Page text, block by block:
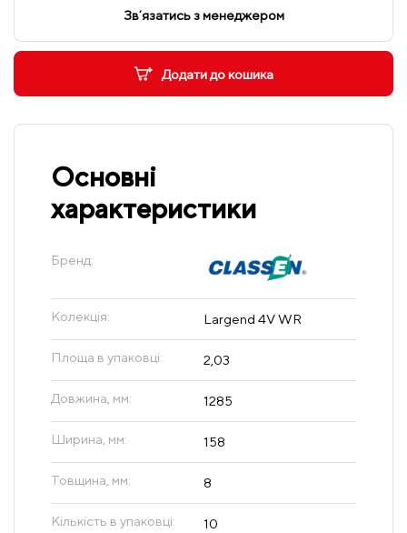
Додати до кошика
Звʼязатись з менеджером
Основні
характеристики
Бренд:
Колекція: Largend 4V WR
Площа в упаковці: 2,03
Довжина, мм: 1285
Ширина, мм: 158
Товщина, мм: 8
Кількість в упаковці: 10